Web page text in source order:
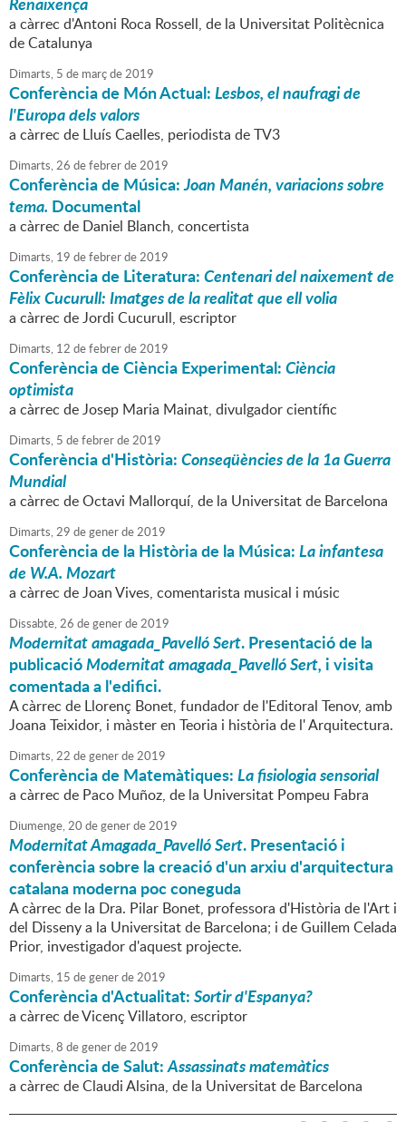
a càrrec d'Antoni Roca Rossell, de la Universitat Politècnica
de Catalunya
Dimarts, 5 de marçde2019
Conferència de Món Actual:Lesbos, el naufragi de
l'Europa dels valors
a càrrec de Lluís Caelles, periodista de TV3
Dimarts,26 defebrerde2019
Conferència de Música:Joan Manén, variacions sobre
tema. Documental
a càrrec de Daniel Blanch, concertista
Dimarts, 19 defebrerde2019
Conferència de Literatura:Centenari del naixement de
Fèlix Cucurull: Imatges de la realitat que ell volia
a càrrec de Jordi Cucurull, escriptor
Dimarts, 12 defebrerde2019
Conferència de Ciència Experimental:Ciència
optimista
a càrrec de Josep Maria Mainat, divulgador científic
Dimarts, 5 defebrerde2019
Conferència d'Història:Conseqüències de la 1a Guerra
Mundial
a càrrec de Octavi Mallorquí, de la Universitat de Barcelona
Dimarts,29 degenerde2019
Conferència de la Història de la Música:La infantesa
de W.A. Mozart
a càrrec de Joan Vives, comentarista musical i músic
Dissabte,26 degenerde2019
Modernitat amagada_Pavelló Sert. Presentació de la
publicacióModernitat amagada_Pavelló Sert,i visita
comentada a l'edifici.
A càrrec de Llorenç Bonet, fundador de l'Editoral Tenov, amb
Joana Teixidor, i màster en Teoria i història de l' Arquitectura.
Dimarts,22 degenerde2019
Conferència de Matemàtiques:La fisiologia sensorial
a càrrec de Paco Muñoz, de la Universitat Pompeu Fabra
Diumenge,20 degenerde2019
Modernitat Amagada_Pavelló Sert. Presentació i
conferència sobre la creació d'un arxiu d'arquitectura
catalana moderna poc coneguda
A càrrec de la Dra. Pilar Bonet, professora d'Història de l'Art i
del Disseny a la Universitat de Barcelona; i de Guillem Celada
Prior, investigador d'aquest projecte.
Dimarts, 15 degenerde2019
Conferència d'Actualitat:Sortir d'Espanya?
a càrrec de Vicenç Villatoro, escriptor
Dimarts,8 degenerde2019
Conferència de Salut:Assassinats matemàtics
a càrrec de Claudi Alsina, de la Universitat de Barcelona